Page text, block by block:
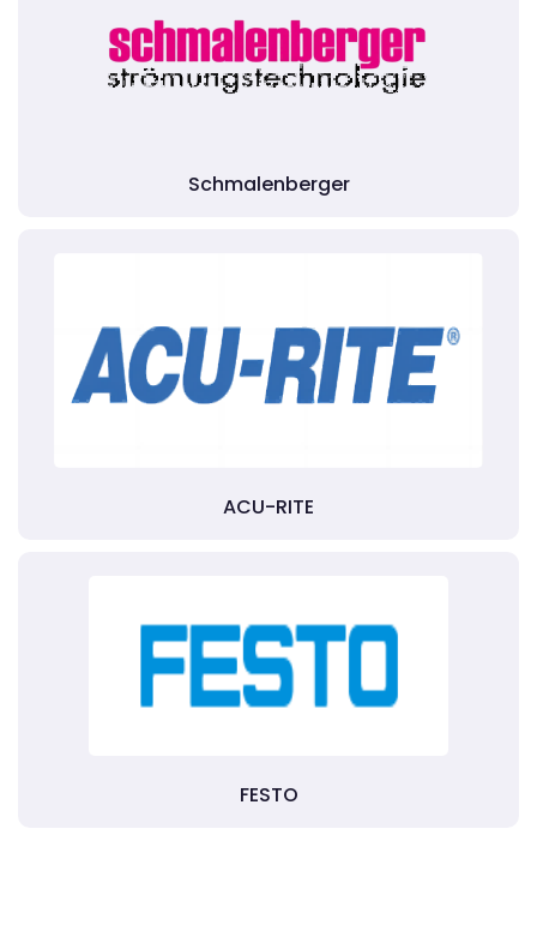
Schmalenberger
ACU-RITE
FESTO